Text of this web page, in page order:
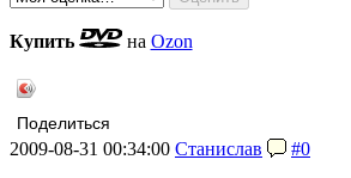
Купить на Ozon
Поделиться
2009-08-31 00:34:00 Станислав
#0